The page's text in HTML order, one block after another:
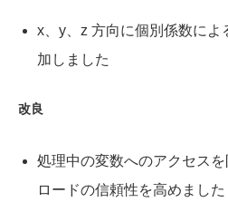
x、y、z 方向に個別係数によ
加しました
改良
処理中の変数へのアクセス
ロードの信頼性を高めました